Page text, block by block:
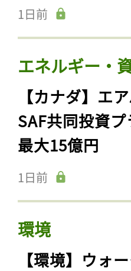
1日前
エネルギー・
【カナダ】エ
SAF共同投資
最大15億円
1日前
環境
【環境】ウォ